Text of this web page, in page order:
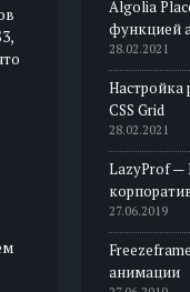
Algolia
функцией
28.02.2021
Настройка
CSS Grid
28.02.2021
LazyProf —
27.06.2019
анимации